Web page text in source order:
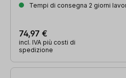
Tempi di consegna 2 giorni
74,97 €
incl. IVA più costi di
spedizione